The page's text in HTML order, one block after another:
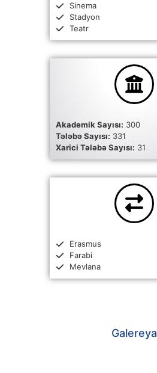
Sinema
Stadyon
Teatr
Akademik Sayısı: 300
Tələbə Sayısı: 331
Xarici Tələbə Sayısı: 31
Erasmus
Farabi
Mevlana
Galereya